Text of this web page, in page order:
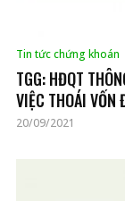
Tin tức chứng khoán
TGG: HĐQT
VIỆC THOÁI VỐN
20/09/2021